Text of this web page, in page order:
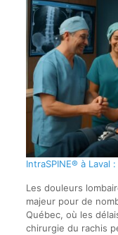
IntraSPINE® à
Les douleurs
majeur pour de
Québec, où les
chirurgie du rachis